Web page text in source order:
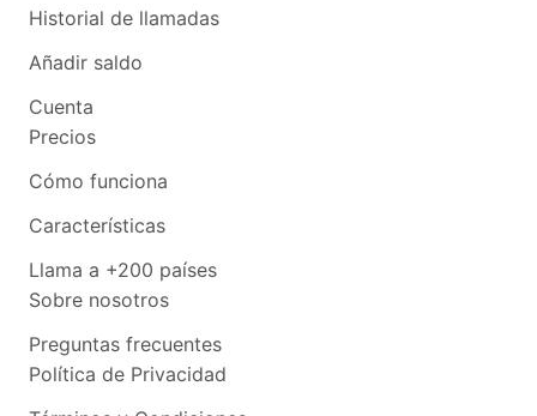
Historial de llamadas
Añadir saldo
Cuenta
Precios
Cómo funciona
Características
Llama a +200 países
Sobre nosotros
Preguntas frecuentes
Política de Privacidad